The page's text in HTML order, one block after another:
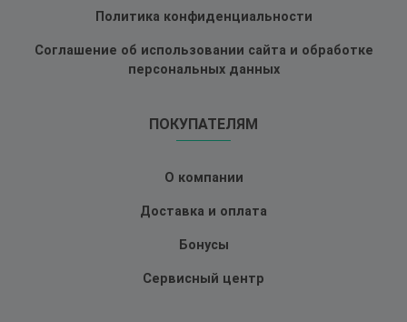
Политика конфиденциальности
Соглашение об использовании сайта и обработке
персональных данных
ПОКУПАТЕЛЯМ
О компании
Доставка и оплата
Бонусы
Сервисный центр